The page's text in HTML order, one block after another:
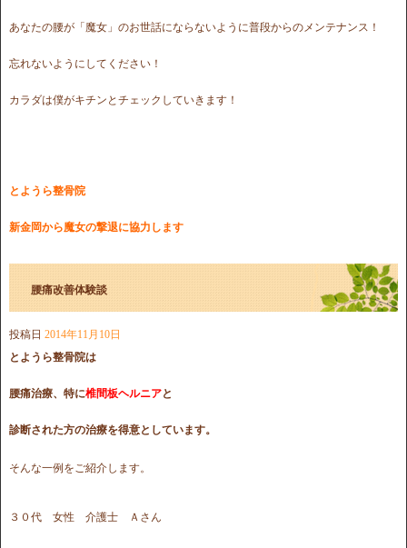
あなたの腰が「魔女」のお世話にならないように普段からのメンテナンス！
忘れないようにしてください！
カラダは僕がキチンとチェックしていきます！
とようら整骨院
新金岡から魔女の撃退に協力します
腰痛改善体験談
投稿日 2014年11月10日
とようら整骨院は
腰痛治療、特に椎間板ヘルニアと
診断された方の治療を得意としています。
そんな一例をご紹介します。
３０代 女性 介護士 Ａさん